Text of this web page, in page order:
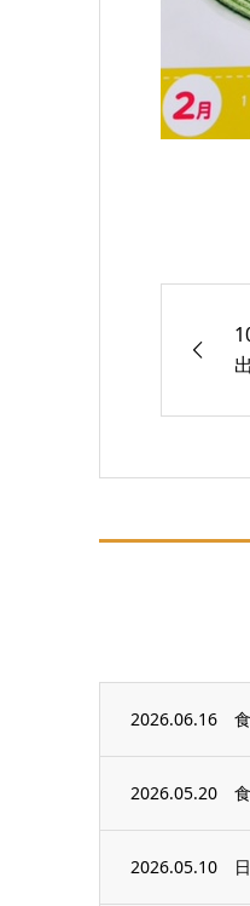
2026.06.16
2026.05.20
2026.05.10